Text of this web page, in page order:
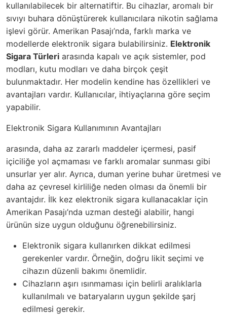
kullanılabilecek bir alternatiftir. Bu cihazlar, aromalı bir
sıvıyı buhara dönüştürerek kullanıcılara nikotin sağlama
işlevi görür. Amerikan Pasajı’nda, farklı marka ve
modellerde elektronik sigara bulabilirsiniz. Elektronik
Sigara Türleri arasında kapalı ve açık sistemler, pod
modları, kutu modları ve daha birçok çeşit
bulunmaktadır. Her modelin kendine has özellikleri ve
avantajları vardır. Kullanıcılar, ihtiyaçlarına göre seçim
yapabilir.
Elektronik Sigara Kullanımının Avantajları
arasında, daha az zararlı maddeler içermesi, pasif
içiciliğe yol açmaması ve farklı aromalar sunması gibi
unsurlar yer alır. Ayrıca, duman yerine buhar üretmesi ve
daha az çevresel kirliliğe neden olması da önemli bir
avantajdır. İlk kez elektronik sigara kullanacaklar için
Amerikan Pasajı’nda uzman desteği alabilir, hangi
ürünün size uygun olduğunu öğrenebilirsiniz.
Elektronik sigara kullanırken dikkat edilmesi
gerekenler vardır. Örneğin, doğru likit seçimi ve
cihazın düzenli bakımı önemlidir.
Cihazların aşırı ısınmaması için belirli aralıklarla
kullanılmalı ve bataryaların uygun şekilde şarj
edilmesi gerekir.